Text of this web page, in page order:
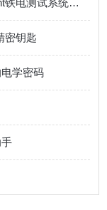
从电滞回线到器件可靠性，解析Radiant铁电测试系统在功能材料研发中的核心价值
密钥匙
学密码